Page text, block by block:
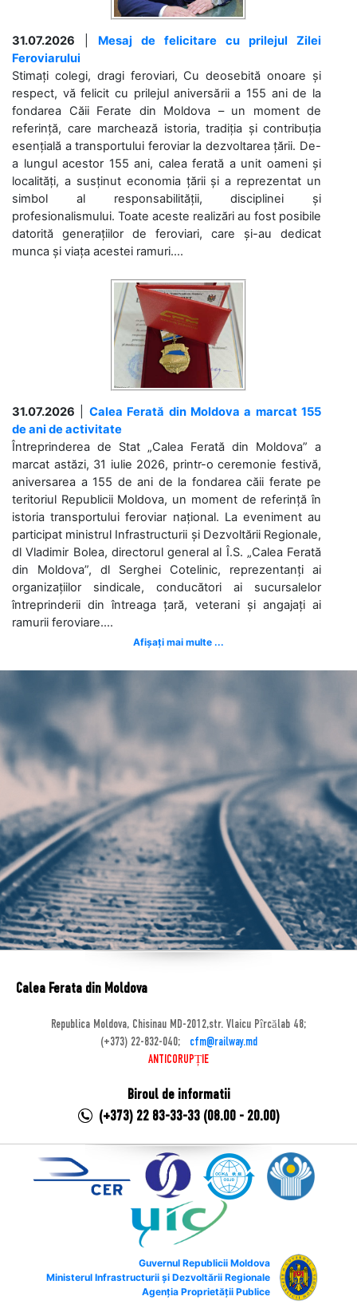
31.07.2026
Mesaj de felicitare cu prilejul Zilei
Feroviarului
Stimați colegi, dragi feroviari, Cu deosebită onoare și
respect, vă felicit cu prilejul aniversării a 155 ani de la
fondarea Căii Ferate din Moldova – un moment de
referință, care marchează istoria, tradiția și contribuția
esențială a transportului feroviar la dezvoltarea țării. De-
a lungul acestor 155 ani, calea ferată a unit oameni și
localități, a susținut economia țării și a reprezentat un
simbol al responsabilității, disciplinei și
profesionalismului. Toate aceste realizări au fost posibile
datorită generațiilor de feroviari, care și-au dedicat
munca și viața acestei ramuri....
31.07.2026
Calea Ferată din Moldova a marcat 155
de ani de activitate
Întreprinderea de Stat „Calea Ferată din Moldova” a
marcat astăzi, 31 iulie 2026, printr-o ceremonie festivă,
aniversarea a 155 de ani de la fondarea căii ferate pe
teritoriul Republicii Moldova, un moment de referință în
istoria transportului feroviar național. La eveniment au
participat ministrul Infrastructurii și Dezvoltării Regionale,
dl Vladimir Bolea, directorul general al Î.S. „Calea Ferată
din Moldova”, dl Serghei Cotelinic, reprezentanți ai
organizațiilor sindicale, conducători ai sucursalelor
întreprinderii din întreaga țară, veterani și angajați ai
ramurii feroviare....
Afișați mai multe ...
Calea Ferata din Moldova
Republica Moldova, Chisinau MD-2012,str. Vlaicu Pîrcălab 48;
(+373) 22-832-040;
cfm@railway.md
ANTICORUPȚIE
Biroul de informatii
(+373) 22 83-33-33 (08.00 - 20.00)
Guvernul Republicii Moldova
Ministerul Infrastructurii și Dezvoltării Regionale
Agenția Proprietății Publice